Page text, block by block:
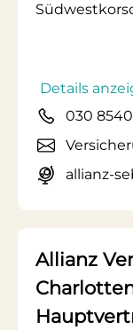
Details
030
allianz-
Allianz